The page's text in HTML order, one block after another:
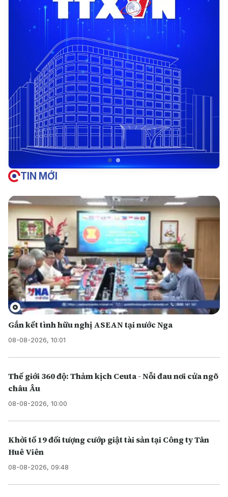
TIN MỚI
Gắn kết tình hữu nghị ASEAN tại nước Nga
08-08-2026, 10:01
Thế giới 360 độ: Thảm kịch Ceuta - Nỗi đau nơi cửa ngõ
châu Âu
08-08-2026, 10:00
Khởi tố 19 đối tượng cướp giật tài sản tại Công ty Tân
Huê Viên
08-08-2026, 09:48